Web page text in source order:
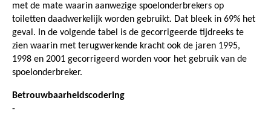
met de mate waarin aanwezige spoelonderbrekers op
toiletten daadwerkelijk worden gebruikt. Dat bleek in 69% het
geval. In de volgende tabel is de gecorrigeerde tijdreeks te
zien waarin met terugwerkende kracht ook de jaren 1995,
1998 en 2001 gecorrigeerd worden voor het gebruik van de
spoelonderbreker.
Betrouwbaarheidscodering
-